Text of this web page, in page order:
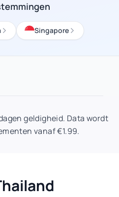
Singapore
geldigheid. Data wordt
vanaf €1.99.